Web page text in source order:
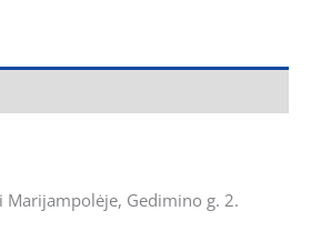
Marijampolėje, Gedimino g. 2.